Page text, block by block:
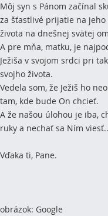
Môj syn s Pánom začínal
za šťastlivé prijatie na
života na dnešnej svätej
A pre mňa, matku, je
Ježiša v svojom srdci pri
svojho života.
Vedela som, že Ježiš ho
tam, kde bude On chcieť.
A že našou úlohou je iba,
ruky a nechať sa Ním
Vďaka ti, Pane.
obrázok: Google